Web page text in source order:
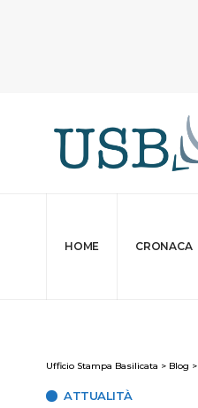
HOME CRONACA
Ufficio Stampa Basilicata > Blog >
ATTUALITÀ